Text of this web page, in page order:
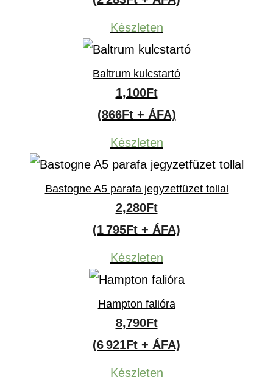
Készleten
Baltrum kulcstartó
1,100Ft
(866Ft + ÁFA)
Készleten
Bastogne A5 parafa jegyzetfüzet tollal
2,280Ft
(1 795Ft + ÁFA)
Készleten
Hampton falióra
8,790Ft
(6 921Ft + ÁFA)
Készleten